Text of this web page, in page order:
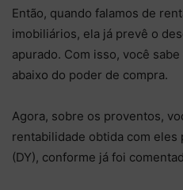
Então, quando falamos de
imobiliários, ela já prevê o
apurado. Com isso, você
abaixo do poder de compra.
Agora, sobre os proventos,
rentabilidade obtida com
(DY), conforme já foi